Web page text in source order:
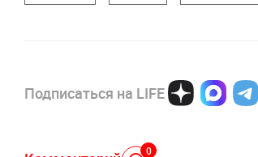
Подписаться на LIFE
0